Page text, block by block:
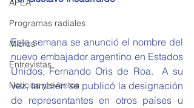
APEA
Programas radiales
Micros
Entrevistas
Noticias y eventos
Esta semana se anunció el nombre del
nuevo embajador argentino en Estados
Unidos, Fernando Oris de Roa.  A su
vez, también se publicó la designación
de representantes en otros países u